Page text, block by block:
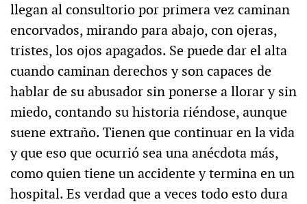
llegan al consultorio por primera vez caminan
encorvados, mirando para abajo, con ojeras,
tristes, los ojos apagados. Se puede dar el alta
cuando caminan derechos y son capaces de
hablar de su abusador sin ponerse a llorar y sin
miedo, contando su historia riéndose, aunque
suene extraño. Tienen que continuar en la vida
y que eso que ocurrió sea una anécdota más,
como quien tiene un accidente y termina en un
hospital. Es verdad que a veces todo esto dura